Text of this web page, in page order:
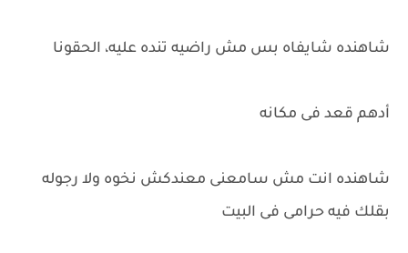
شاهنده شايفاه بس مش راضيه تنده عليه، الحقونا
أدهم قعد فى مكانه
شاهنده انت مش سامعنى معندكش نخوه ولا رجوله
بقلك فيه حرامى فى البيت